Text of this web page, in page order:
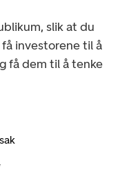
slik at du
investorene til å
få dem til å tenke